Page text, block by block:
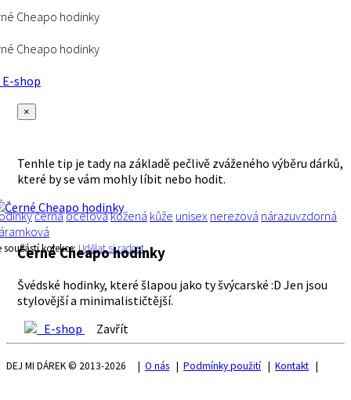
Cheapo hodinky
Cheapo hodinky
shop
×
Tenhle tip je tady na základě pečlivě zváženého výběru dárků,
které by se vám mohly líbit nebo hodit.
černáocelovákožená kůže unisex nerezová nárazuvzdorná
součástí kolekce:Udělat si radost
Černé Cheapo hodinky
Švédské hodinky, které šlapou jako ty švýcarské :D Jen jsou
stylovější a minimalističtější.
E-shop
Zavřít
DEJ MI DÁREK © 2013-2026 | O nás | Podmínky použití| Kontakt |